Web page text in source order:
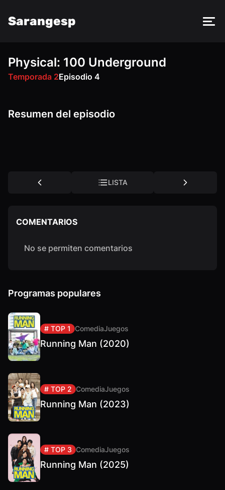
Sarangesp
Physical: 100 Underground
Temporada 2Episodio 4
PY VK
Resumen del episodio
LISTA
COMENTARIOS
No se permiten comentarios
Programas populares
# TOP 1 ComediaJuegos
Running Man (2020)
# TOP 2 ComediaJuegos
Running Man (2023)
# TOP 3 ComediaJuegos
Running Man (2025)